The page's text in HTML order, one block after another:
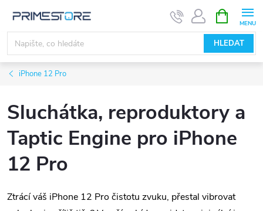
obsah
HLEDAT
NÁKUPNÍ
KOŠÍK
iPhone 12 Pro
Sluchátka, reproduktory a
Taptic Engine pro iPhone
12 Pro
Ztrácí váš iPhone 12 Pro čistotu zvuku, přestal vibrovat